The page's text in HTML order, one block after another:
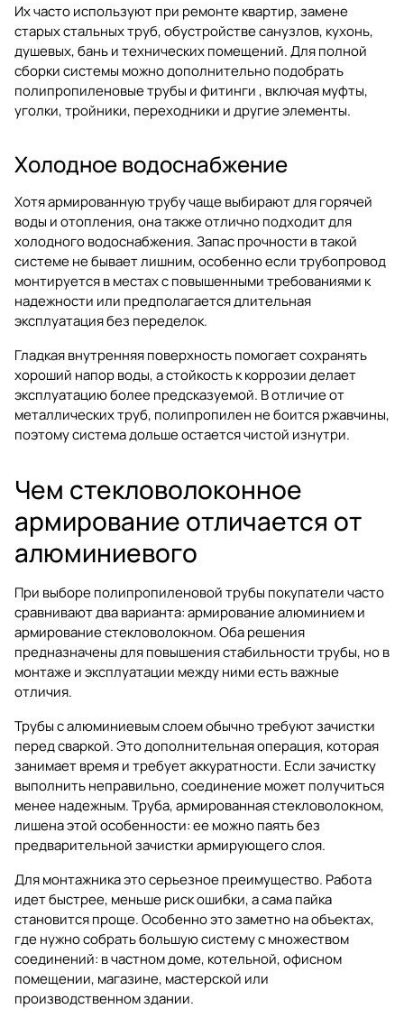
Их часто используют при ремонте квартир, замене
старых стальных труб, обустройстве санузлов, кухонь,
душевых, бань и технических помещений. Для полной
сборки системы можно дополнительно подобрать
полипропиленовые трубы и фитинги, включая муфты,
уголки, тройники, переходники и другие элементы.
Холодное водоснабжение
Хотя армированную трубу чаще выбирают для горячей
воды и отопления, она также отлично подходит для
холодного водоснабжения. Запас прочности в такой
системе не бывает лишним, особенно если трубопровод
монтируется в местах с повышенными требованиями к
надежности или предполагается длительная
эксплуатация без переделок.
Гладкая внутренняя поверхность помогает сохранять
хороший напор воды, а стойкость к коррозии делает
эксплуатацию более предсказуемой. В отличие от
металлических труб, полипропилен не боится ржавчины,
поэтому система дольше остается чистой изнутри.
Чем стекловолоконное
армирование отличается от
алюминиевого
При выборе полипропиленовой трубы покупатели часто
сравнивают два варианта: армирование алюминием и
армирование стекловолокном. Оба решения
предназначены для повышения стабильности трубы, но в
монтаже и эксплуатации между ними есть важные
отличия.
Трубы с алюминиевым слоем обычно требуют зачистки
перед сваркой. Это дополнительная операция, которая
занимает время и требует аккуратности. Если зачистку
выполнить неправильно, соединение может получиться
менее надежным. Труба, армированная стекловолокном,
лишена этой особенности: ее можно паять без
предварительной зачистки армирующего слоя.
Для монтажника это серьезное преимущество. Работа
идет быстрее, меньше риск ошибки, а сама пайка
становится проще. Особенно это заметно на объектах,
где нужно собрать большую систему с множеством
соединений: в частном доме, котельной, офисном
помещении, магазине, мастерской или
производственном здании.